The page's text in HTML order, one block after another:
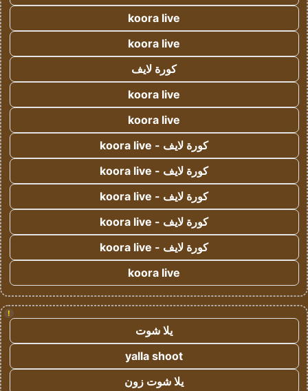
koora live
koora live
كورة لايف
koora live
koora live
كورة لايف - koora live
كورة لايف - koora live
كورة لايف - koora live
كورة لايف - koora live
كورة لايف - koora live
koora live
!
يلا شوت
yalla shoot
يلا شوت زون